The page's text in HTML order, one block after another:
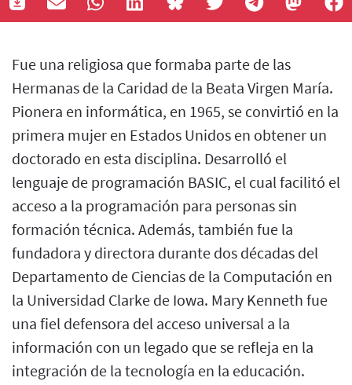
Fue una religiosa que formaba parte de las
Hermanas de la Caridad de la Beata Virgen María.
Pionera en informática, en 1965, se convirtió en la
primera mujer en Estados Unidos en obtener un
doctorado en esta disciplina. Desarrolló el
lenguaje de programación BASIC, el cual facilitó el
acceso a la programación para personas sin
formación técnica. Además, también fue la
fundadora y directora durante dos décadas del
Departamento de Ciencias de la Computación en
la Universidad Clarke de Iowa. Mary Kenneth fue
una fiel defensora del acceso universal a la
información con un legado que se refleja en la
integración de la tecnología en la educación.